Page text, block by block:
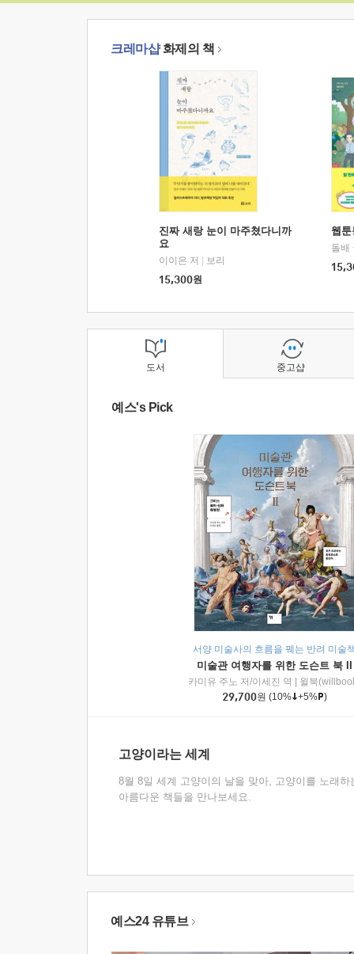
크레마샵화제의 책
진짜 새랑 눈이 마주쳤다니까
요
이이은 저
보리
15,300원
웹
돌배
도서
예스's Pick
서양 미술사의 흐름을 꿰는 반려 미술
미술관 여행자를 위한 도슨트 북 II
카미유 주노 저/이세진 역
윌북
29,700원 (10% +5% )
고양이라는 세계
8월 8일 세계 고양이의 날을 맞아, 고양이를 노래하
아름다운 책들을 만나보세요.
중고샵
예스24 유튜브